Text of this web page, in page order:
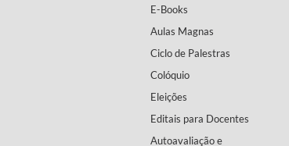
E-Books
Aulas Magnas
Ciclo de Palestras
Colóquio
Eleições
Editais para Docentes
Autoavaliação e